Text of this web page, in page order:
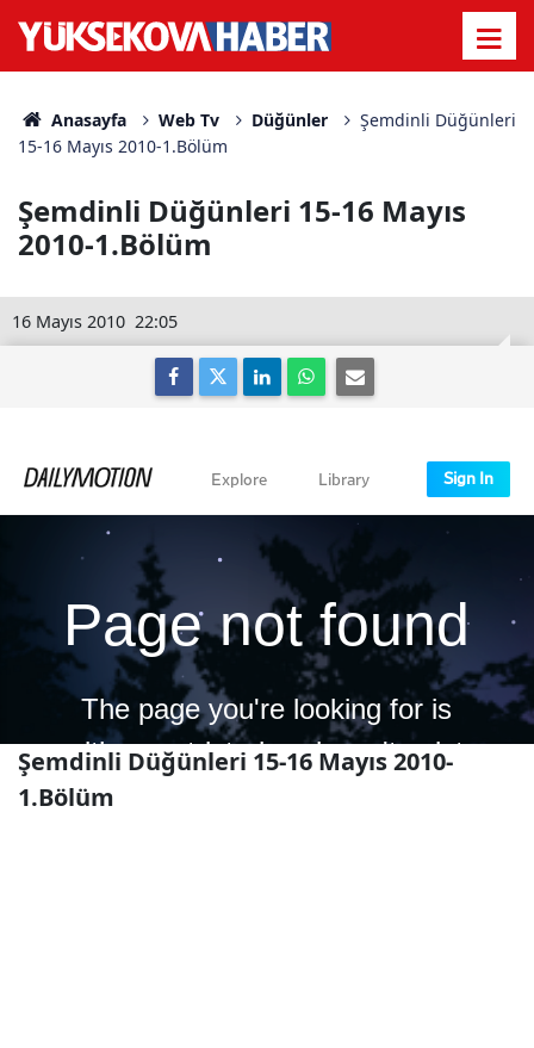
Anasayfa Web Tv Düğünler
Şemdinli Düğünleri
15-16 Mayıs 2010-1.Bölüm
Şemdinli Düğünleri 15-16 Mayıs
2010-1.Bölüm
22:05
16 Mayıs 2010
Şemdinli Düğünleri 15-16 Mayıs 2010-
1.Bölüm